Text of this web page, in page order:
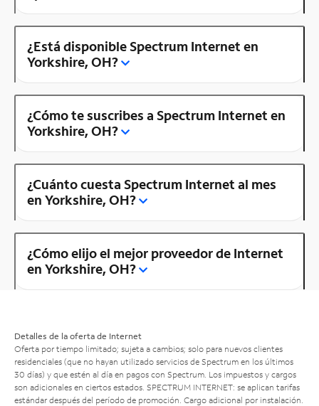
¿Está disponible Spectrum Internet en
Yorkshire, OH?
¿Cómo te suscribes a Spectrum Internet en
Yorkshire, OH?
¿Cuánto cuesta Spectrum Internet al mes
en Yorkshire, OH?
¿Cómo elijo el mejor proveedor de Internet
en Yorkshire, OH?
Detalles de la oferta de Internet
Oferta por tiempo limitado; sujeta a cambios; solo para nuevos clientes
residenciales (que no hayan utilizado servicios de Spectrum en los últimos
30 días) y que estén al día en pagos con Spectrum. Los impuestos y cargos
son adicionales en ciertos estados. SPECTRUM INTERNET: se aplican tarifas
estándar después del período de promoción. Cargo adicional por instalación.